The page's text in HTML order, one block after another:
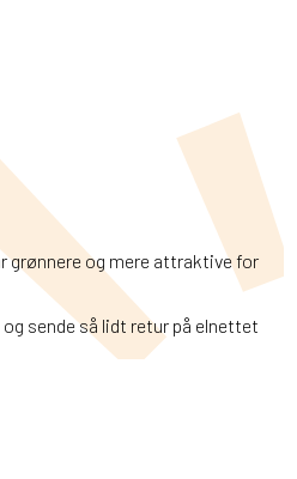
grønnere og mere attraktive for
sende så lidt retur på elnettet